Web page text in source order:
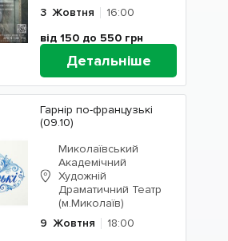
3 Жовтня
16:00
від 150 до 550 грн
Детальніше
Гарнір по-французькі
(09.10)
Миколаївський
Академічний
Художній
Драматичний Театр
(м.Миколаїв)
9 Жовтня
18:00